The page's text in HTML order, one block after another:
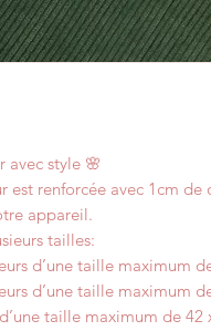
avec style 🌸
est renforcée avec 1cm de
appareil.
tailles:
d’une taille maximum
d’une taille maximum
taille maximum de 42